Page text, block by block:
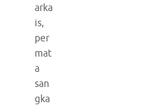
arka
is,
per
mat
a
san
gka